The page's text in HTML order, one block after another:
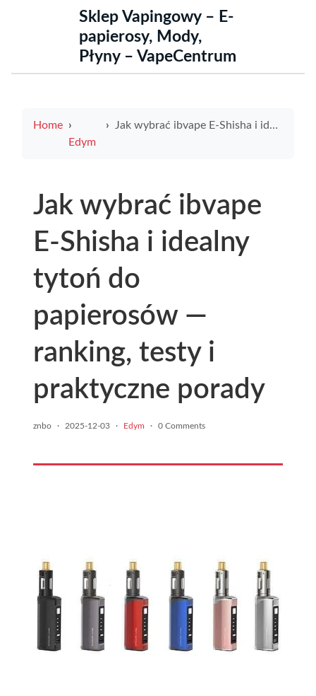
Sklep Vapingowy – E-
papierosy, Mody,
Płyny – VapeCentrum
Home
Edym
Jak wybrać ibvape E-Shisha i idealny tytoń do papierosów — ranking, testy i praktyczne porady
Jak wybrać ibvape
E-Shisha i idealny
tytoń do
papierosów —
ranking, testy i
praktyczne porady
znbo · 2025-12-03 · Edym · 0 Comments